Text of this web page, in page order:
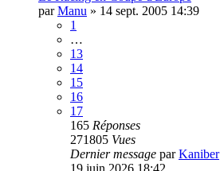
parManu » 14 sept. 2005 14:39
1
…
13
14
15
16
17
165 Réponses
271805 Vues
Dernier message parKaniber
19 juin 2026 18:42